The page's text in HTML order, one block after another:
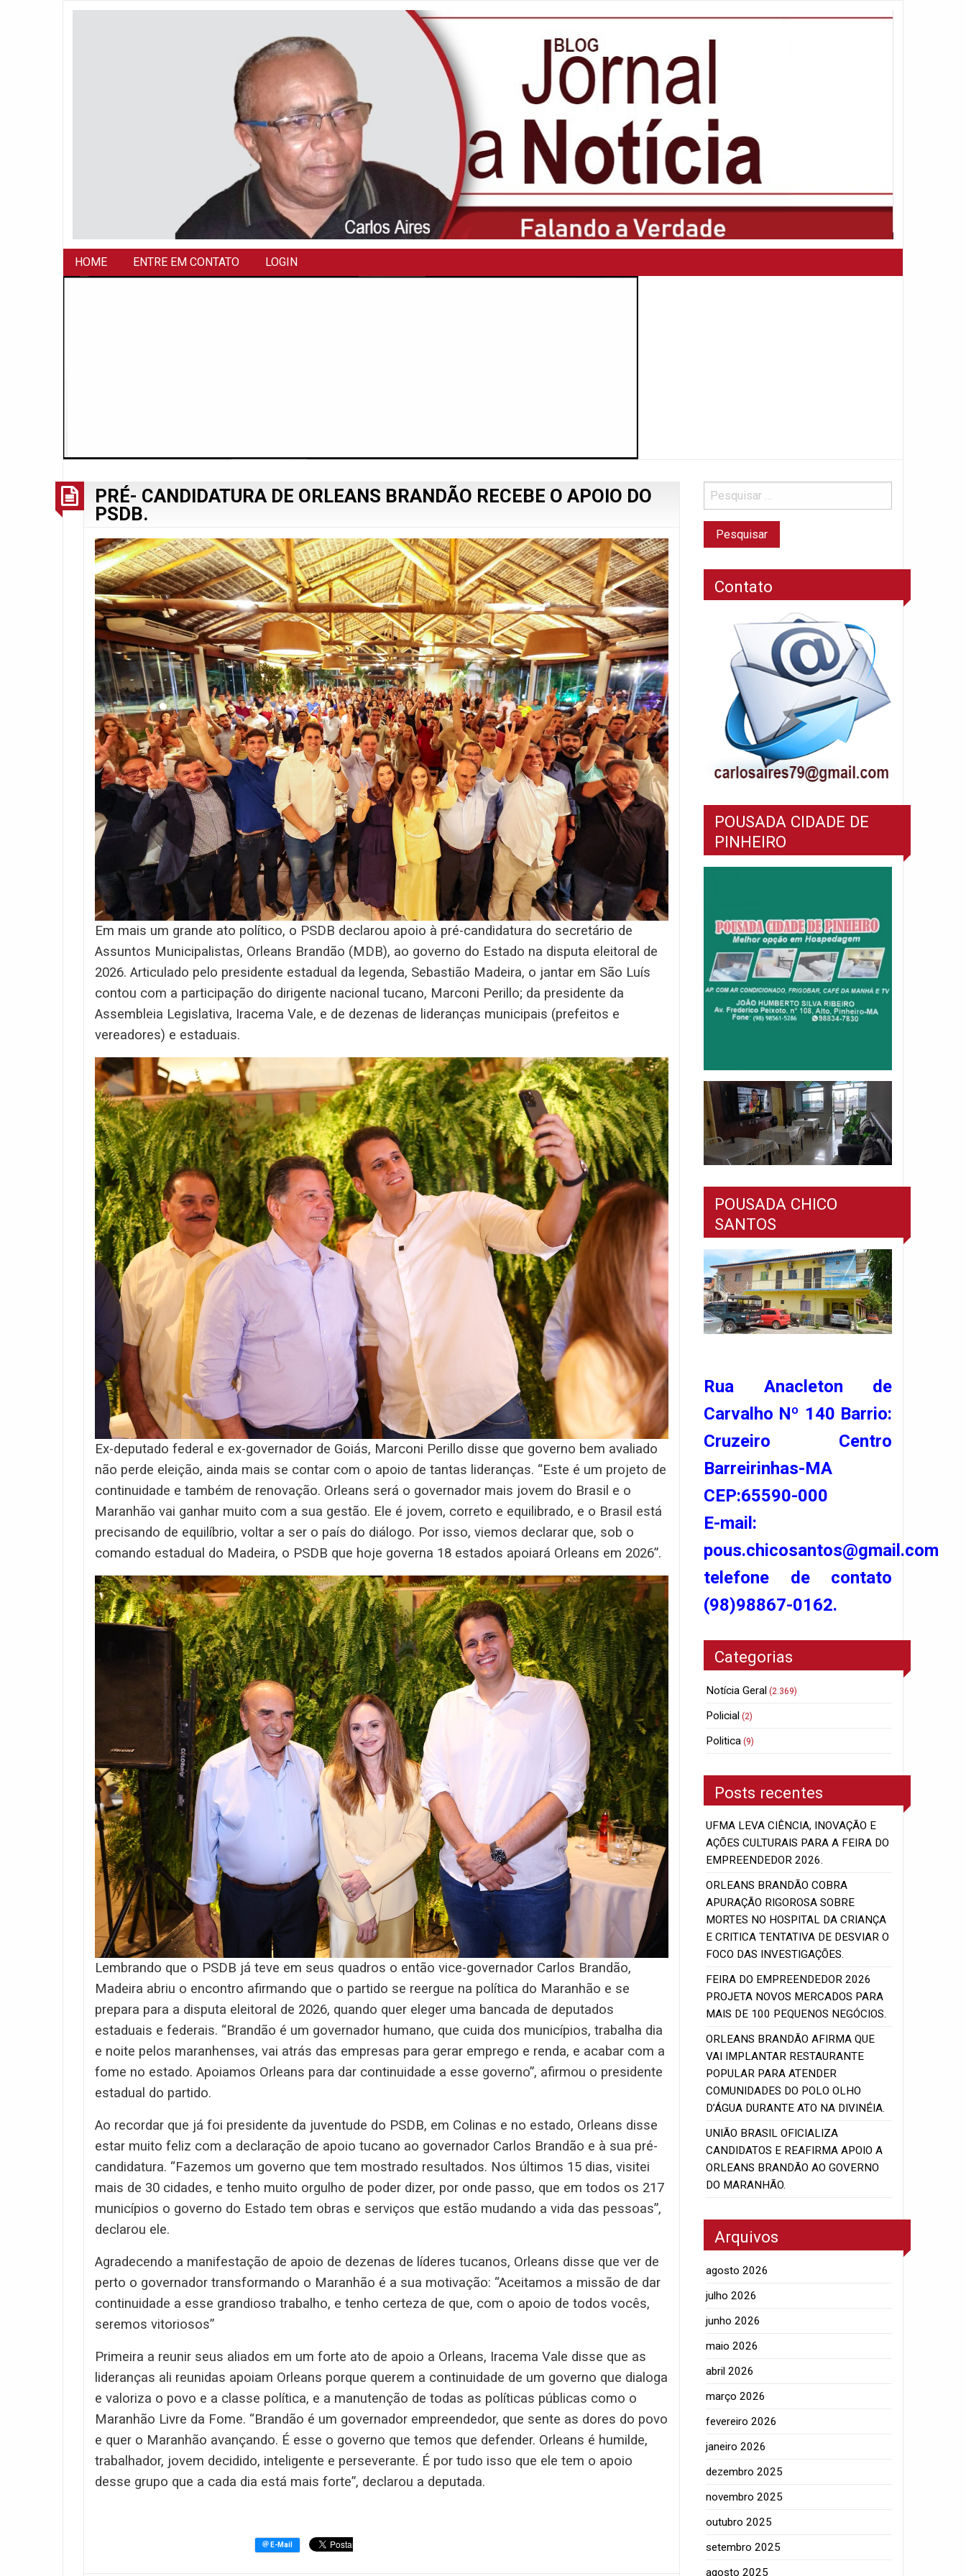
HOME ENTRE EM CONTATO LOGIN
PRÉ- CANDIDATURA DE ORLEANS BRANDÃO RECEBE O APOIO DO
PSDB.
Em mais um grande ato político, o PSDB declarou apoio à pré-candidatura do secretário de
Assuntos Municipalistas, Orleans Brandão (MDB), ao governo do Estado na disputa eleitoral de
2026. Articulado pelo presidente estadual da legenda, Sebastião Madeira, o jantar em São Luís
contou com a participação do dirigente nacional tucano, Marconi Perillo; da presidente da
Assembleia Legislativa, Iracema Vale, e de dezenas de lideranças municipais (prefeitos e
vereadores) e estaduais.
Ex-deputado federal e ex-governador de Goiás, Marconi Perillo disse que governo bem avaliado
não perde eleição, ainda mais se contar com o apoio de tantas lideranças. “Este é um projeto de
continuidade e também de renovação. Orleans será o governador mais jovem do Brasil e o
Maranhão vai ganhar muito com a sua gestão. Ele é jovem, correto e equilibrado, e o Brasil está
precisando de equilíbrio, voltar a ser o país do diálogo. Por isso, viemos declarar que, sob o
comando estadual do Madeira, o PSDB que hoje governa 18 estados apoiará Orleans em 2026”.
Lembrando que o PSDB já teve em seus quadros o então vice-governador Carlos Brandão,
Madeira abriu o encontro afirmando que o partido se reergue na política do Maranhão e se
prepara para a disputa eleitoral de 2026, quando quer eleger uma bancada de deputados
estaduais e federais. “Brandão é um governador humano, que cuida dos municípios, trabalha dia
e noite pelos maranhenses, vai atrás das empresas para gerar emprego e renda, e acabar com a
fome no estado. Apoiamos Orleans para dar continuidade a esse governo”, afirmou o presidente
estadual do partido.
Ao recordar que já foi presidente da juventude do PSDB, em Colinas e no estado, Orleans disse
estar muito feliz com a declaração de apoio tucano ao governador Carlos Brandão e à sua pré-
candidatura. “Fazemos um governo que tem mostrado resultados. Nos últimos 15 dias, visitei
mais de 30 cidades, e tenho muito orgulho de poder dizer, por onde passo, que em todos os 217
municípios o governo do Estado tem obras e serviços que estão mudando a vida das pessoas”,
declarou ele.
Agradecendo a manifestação de apoio de dezenas de líderes tucanos, Orleans disse que ver de
perto o governador transformando o Maranhão é a sua motivação: “Aceitamos a missão de dar
continuidade a esse grandioso trabalho, e tenho certeza de que, com o apoio de todos vocês,
seremos vitoriosos”
Primeira a reunir seus aliados em um forte ato de apoio a Orleans, Iracema Vale disse que as
lideranças ali reunidas apoiam Orleans porque querem a continuidade de um governo que dialoga
e valoriza o povo e a classe política, e a manutenção de todas as políticas públicas como o
Maranhão Livre da Fome. “Brandão é um governador empreendedor, que sente as dores do povo
e quer o Maranhão avançando. É esse o governo que temos que defender. Orleans é humilde,
trabalhador, jovem decidido, inteligente e perseverante. É por tudo isso que ele tem o apoio
desse grupo que a cada dia está mais forte”, declarou a deputada.
Contato
POUSADA CIDADE DE
PINHEIRO
POUSADA CHICO
SANTOS
Rua Anacleton de
Carvalho Nº 140 Barrio:
Cruzeiro Centro
Barreirinhas-MA
CEP:65590-000
E-mail:
pous.chicosantos@gmail.com
telefone de contato
(98)98867-0162.
Categorias
Notícia Geral (2.369)
Policial (2)
Politica (9)
Posts recentes
UFMA LEVA CIÊNCIA, INOVAÇÃO E
AÇÕES CULTURAIS PARA A FEIRA DO
EMPREENDEDOR 2026.
ORLEANS BRANDÃO COBRA
APURAÇÃO RIGOROSA SOBRE
MORTES NO HOSPITAL DA CRIANÇA
E CRITICA TENTATIVA DE DESVIAR O
FOCO DAS INVESTIGAÇÕES.
FEIRA DO EMPREENDEDOR 2026
PROJETA NOVOS MERCADOS PARA
MAIS DE 100 PEQUENOS NEGÓCIOS.
ORLEANS BRANDÃO AFIRMA QUE
VAI IMPLANTAR RESTAURANTE
POPULAR PARA ATENDER
COMUNIDADES DO POLO OLHO
D’ÁGUA DURANTE ATO NA DIVINÉIA.
UNIÃO BRASIL OFICIALIZA
CANDIDATOS E REAFIRMA APOIO A
ORLEANS BRANDÃO AO GOVERNO
DO MARANHÃO.
Arquivos
agosto 2026
julho 2026
junho 2026
maio 2026
abril 2026
março 2026
fevereiro 2026
janeiro 2026
dezembro 2025
novembro 2025
outubro 2025
setembro 2025
agosto 2025